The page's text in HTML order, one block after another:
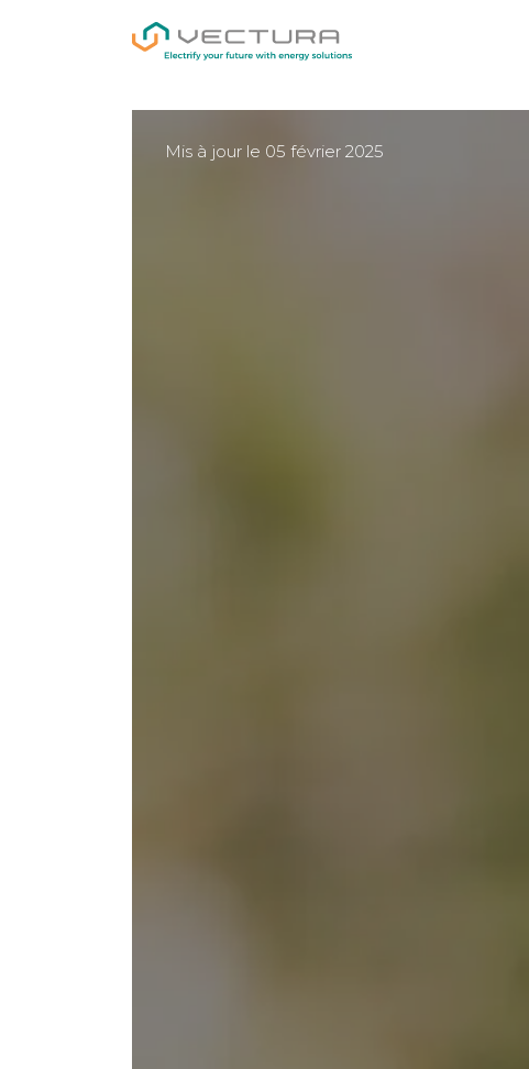
Mis à jour le 05 février 2025